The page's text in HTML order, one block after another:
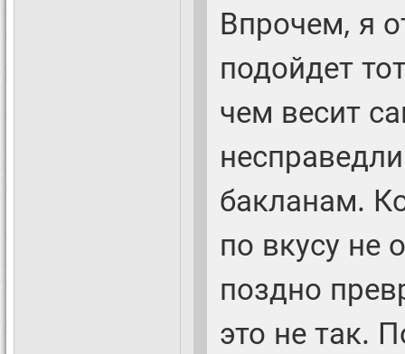
Впрочем, я
подойдет
чем весит
бакланам.
по вкусу не
поздно
это не так.